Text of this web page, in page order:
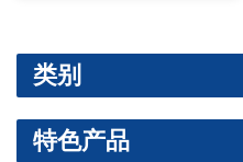
类别
特色产品